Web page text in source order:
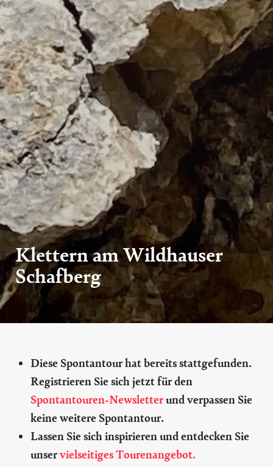
Klettern am Wildhauser
Schafberg
Diese Spontantour hat bereits stattgefunden.
Registrieren Sie sich jetzt für den
Spontantouren-Newsletterund verpassen Sie
keine weitere Spontantour.
Lassen Sie sich inspirieren und entdecken Sie
unservielseitiges Tourenangebot.